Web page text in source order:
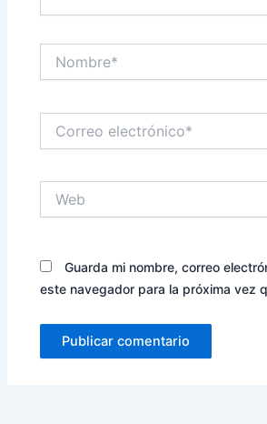
electrónico*
Guarda mi nombre, correo
este navegador para la próxima vez